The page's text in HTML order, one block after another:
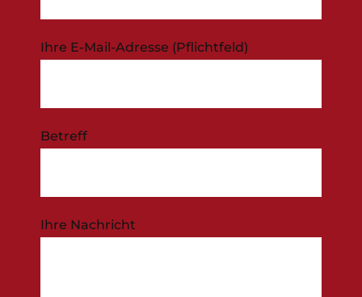
Ihre E-Mail-Adresse (Pflichtfeld)
Betreff
Ihre Nachricht